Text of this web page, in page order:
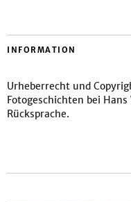
INFORMATION
Urheberrecht und
Fotogeschichten bei
Rücksprache.